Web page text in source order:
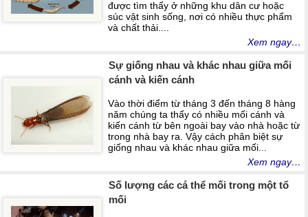
được tìm thấy ở những khu dân cư hoặc
súc vật sinh sống, nơi có nhiều thực phẩm
và chất thải....
Xem ngay…
Sự giống nhau và khác nhau giữa mối
cánh và kiến cánh
Vào thời điểm từ tháng 3 đến tháng 8 hàng
năm chúng ta thấy có nhiều mối cánh và
kiến cánh từ bên ngoài bay vào nhà hoặc từ
trong nhà bay ra. Vậy cách phân biệt sự
giống nhau và khác nhau giữa mối...
Xem ngay…
Số lượng các cá thể mối trong một tổ
mối